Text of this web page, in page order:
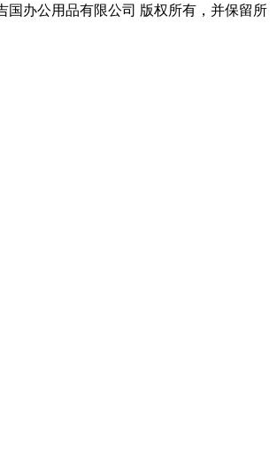
国办公用品有限公司 版权所有，并保留所